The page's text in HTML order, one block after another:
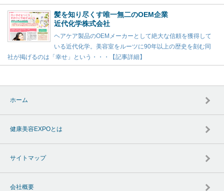
髪を知り尽くす唯一無二のOEM企業
近代化学株式会社
ヘアケア製品のOEMメーカーとして絶大な信頼を獲得して
いる近代化学。美容室をルーツに90年以上の歴史を刻む同
社が掲げるのは「幸せ」という・・・【記事詳細】
ホーム
健康美容EXPOとは
サイトマップ
会社概要